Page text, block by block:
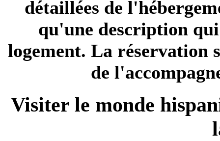
détaillées de
qu'une description
logement. La réservation
de
Visiter le monde